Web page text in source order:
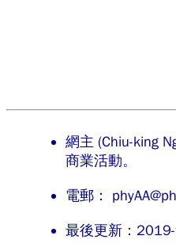
網主 (Chiu-king
商業活動。
電郵：
最後更新：